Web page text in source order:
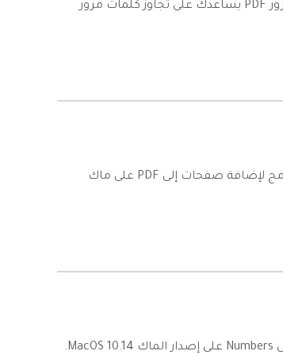
تتساءل عن كيفية كسر كلمة مرور PDF على ماك؟ إليك هنا أفضل أداة كسر كلمات مرور PDF يساعدك على تجاوز كلمات مرور
هل ترغب في إضافة صفحات إلى PDF على ماك بسهولة؟تقدم هذه المقالة أفضل برنامج لإضافة صفحات إلى PDF على ماك